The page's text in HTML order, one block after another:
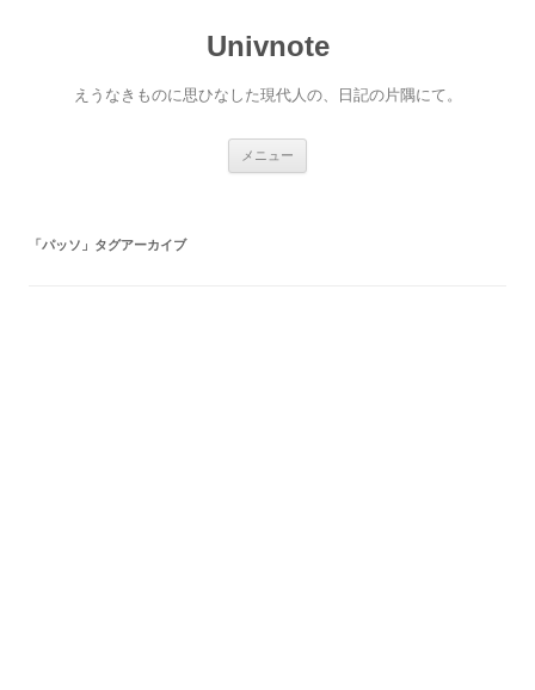
Univnote
えうなきものに思ひなした現代人の、日記の片隅にて。
メニュー
「パッソ 」タグアーカイブ